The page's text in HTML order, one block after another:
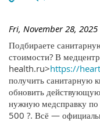
Fri, November 28, 2025
Подбираете
стоимости? В
health.ru>https://
получить санитарную
обновить
нужную медсправку по
500 ?. Всё —